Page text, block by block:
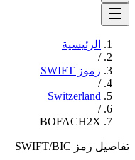
الرئيسية
/
رموز SWIFT
/
Switzerland
/
BOFACH2X
تفاصيل رمز SWIFT/BIC